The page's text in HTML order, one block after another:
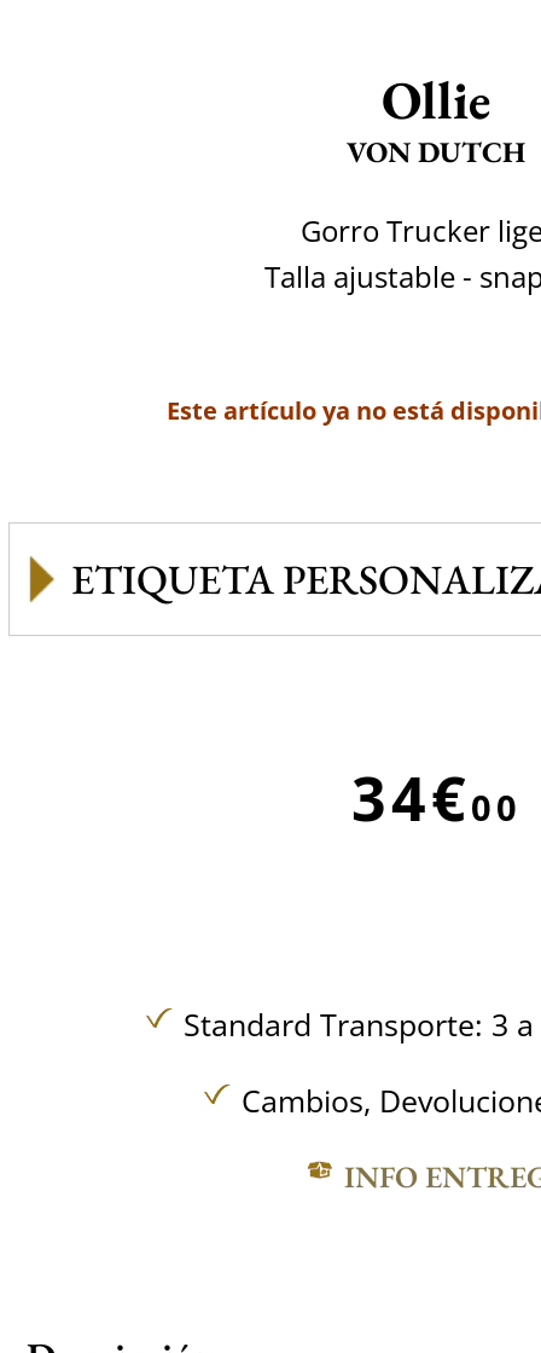
Ollie
VON DUTCH
Gorro Trucker
Talla ajustable -
Este artículo ya no está
ETIQUETA
34€00
Standard Transporte: 3
Cambios,
INFO